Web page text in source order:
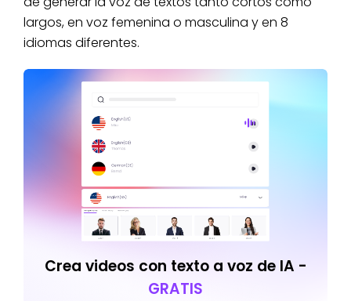
largos, en voz femenina o masculina y en 8
idiomas diferentes.
Crea videos con texto a voz de IA -
GRATIS